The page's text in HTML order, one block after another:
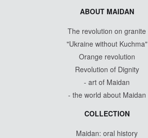
ABOUT MAIDAN
The revolution on granite
"Ukraine without Kuchma"
Orange revolution
Revolution of Dignity
- art of Maidan
- the world about Maidan
COLLECTION
Maidan: oral history